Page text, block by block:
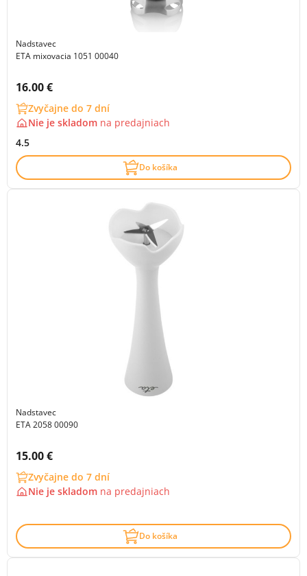
Nadstavec
ETA mixovacia 1051 00040
Cena s DPH:
16.00 €
Zvyčajne do 7 dní
Nie je skladom na predajniach
4.5
Do košíka
Nadstavec
ETA 2058 00090
Cena s DPH:
15.00 €
Zvyčajne do 7 dní
Nie je skladom na predajniach
Do košíka